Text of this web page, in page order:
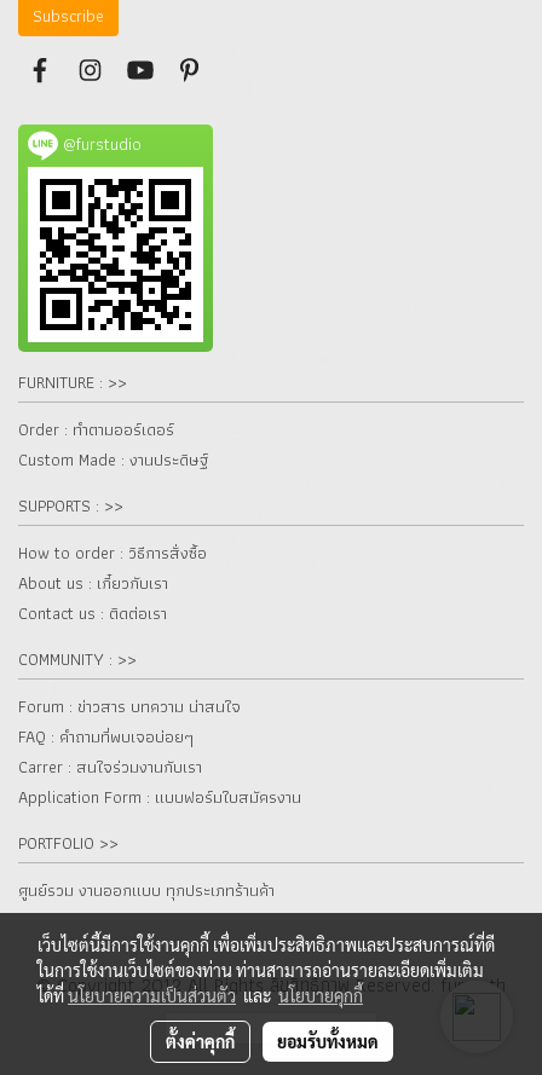
Subscribe
@furstudio
FURNITURE : >>
Order : ทำตามออร์เดอร์
Custom Made : งานประดิษฐ์
SUPPORTS : >>
How to order : วิธีการสั่งซื้อ
About us : เกี๋ยวกับเรา
Contact us : ติดต่อเรา
COMMUNITY : >>
Forum : ข่าวสาร บทความ น่าสนใจ
FAQ : คำถามที่พบเจอบ่อยๆ
Carrer : สนใจร่วมงานกับเรา
Application Form : แบบฟอร์มใบสมัครงาน
PORTFOLIO >>
ศูนย์รวม งานออกแบบ ทุกประเภทร้านค้า
© Copyright 2012 All Rights ลิขสิทธิ์ภาพ Reserved. fur.co.th
ผู้เข้าชมวันนี้ 2,309
เว็บไซต์นี้มีการใช้งานคุกกี้ เพื่อเพิ่มประสิทธิภาพและประสบการณ์ที่ดี
ในการใช้งานเว็บไซต์ของท่าน ท่านสามารถอ่านรายละเอียดเพิ่มเติม
ได้ที่นโยบายความเป็นส่วนตัวและนโยบายคุกกี้
ตั้งค่าคุกกี้ ยอมรับทั้งหมด